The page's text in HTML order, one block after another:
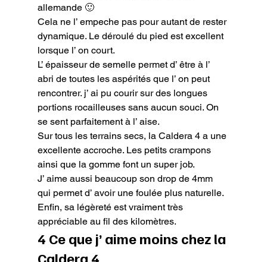
allemande 🙂
Cela ne l’ empeche pas pour autant de rester
dynamique. Le déroulé du pied est excellent
lorsque l’ on court.
L’ épaisseur de semelle permet d’ être à l’
abri de toutes les aspérités que l’ on peut
rencontrer. j’ ai pu courir sur des longues
portions rocailleuses sans aucun souci. On
se sent parfaitement à l’ aise.
Sur tous les terrains secs, la Caldera 4 a une
excellente accroche. Les petits crampons
ainsi que la gomme font un super job.
J’ aime aussi beaucoup son drop de 4mm
qui permet d’ avoir une foulée plus naturelle.
Enfin, sa légèreté est vraiment très
appréciable au fil des kilomètres.
4 Ce que j’ aime moins chez la
Caldera 4